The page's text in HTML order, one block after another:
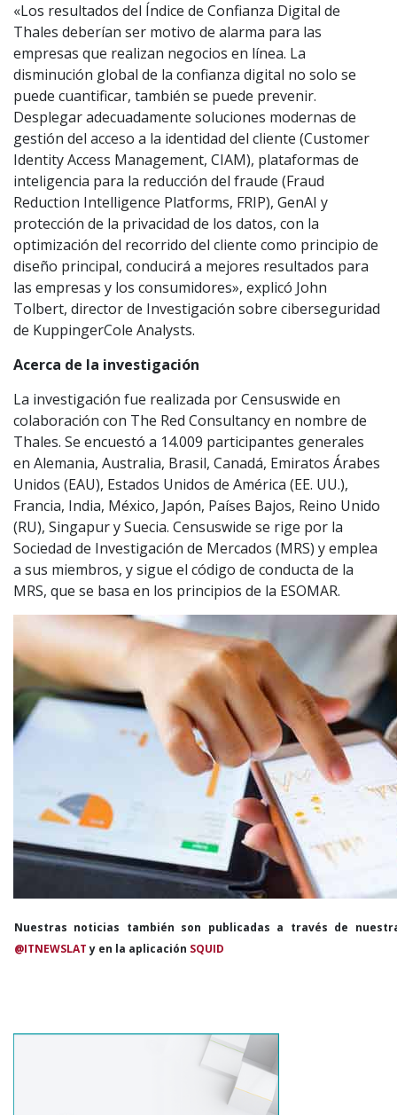
«Los resultados del Índice de Confianza Digital de
Thales deberían ser motivo de alarma para las
empresas que realizan negocios en línea. La
disminución global de la confianza digital no solo se
puede cuantificar, también se puede prevenir.
Desplegar adecuadamente soluciones modernas de
gestión del acceso a la identidad del cliente (Customer
Identity Access Management, CIAM), plataformas de
inteligencia para la reducción del fraude (Fraud
Reduction Intelligence Platforms, FRIP), GenAI y
protección de la privacidad de los datos, con la
optimización del recorrido del cliente como principio de
diseño principal, conducirá a mejores resultados para
las empresas y los consumidores», explicó John
Tolbert, director de Investigación sobre ciberseguridad
de KuppingerCole Analysts.
Acerca de la investigación
La investigación fue realizada por Censuswide en
colaboración con The Red Consultancy en nombre de
Thales. Se encuestó a 14.009 participantes generales
en Alemania, Australia, Brasil, Canadá, Emiratos Árabes
Unidos (EAU), Estados Unidos de América (EE. UU.),
Francia, India, México, Japón, Países Bajos, Reino Unido
(RU), Singapur y Suecia. Censuswide se rige por la
Sociedad de Investigación de Mercados (MRS) y emplea
a sus miembros, y sigue el código de conducta de la
MRS, que se basa en los principios de la ESOMAR.
Nuestras noticias también son publicadas a través de
@ITNEWSLATy en la aplicación SQUID